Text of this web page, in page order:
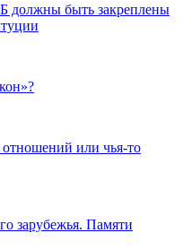
должны быть закреплены
отношений или чья-то
зарубежья. Памяти